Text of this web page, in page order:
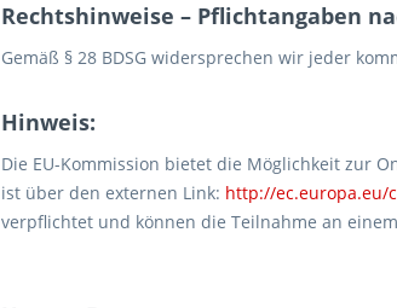
Rechtshinweise – Pflichtangaben
Gemäß § 28 BDSG widersprechen wir jeder
Hinweis:
Die EU-Kommission bietet die Möglichkeit zur
ist über den externen Link: http://ec.europa.eu/
verpflichtet und können die Teilnahme an